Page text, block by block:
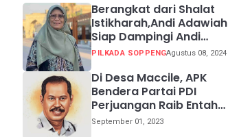
Berangkat dari Shalat
Istikharah,Andi Adawiah
Siap Dampingi Andi
Mapparemma
PILKADA SOPPENGAgustus 08, 2024
Di Desa Maccile, APK
Bendera Partai PDI
Perjuangan Raib Entah
kemana
September 01, 2023